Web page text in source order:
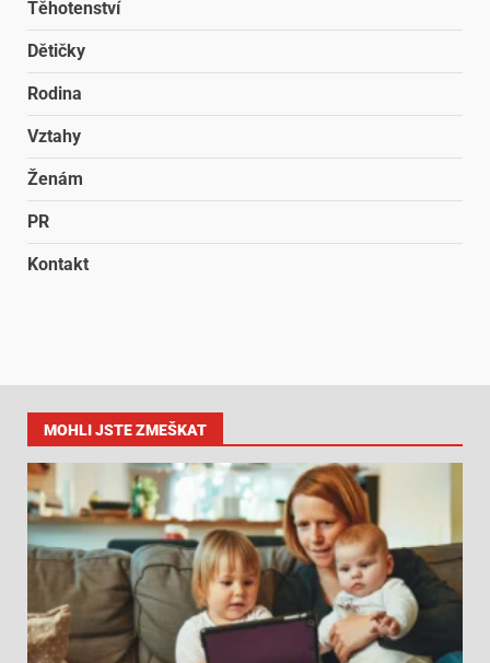
Těhotenství
Dětičky
Rodina
Vztahy
Ženám
PR
Kontakt
MOHLI JSTE ZMEŠKAT